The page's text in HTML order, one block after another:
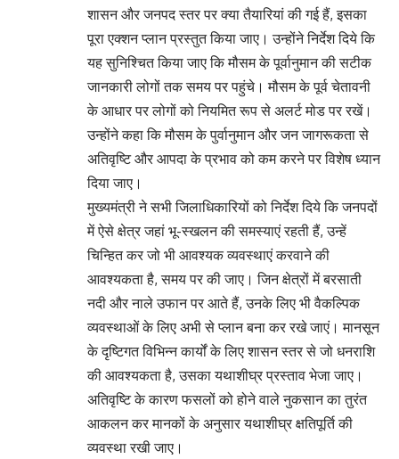
शासन और जनपद स्तर पर क्या तैयारियां की गई हैं, इसका
पूरा एक्शन प्लान प्रस्तुत किया जाए। उन्होंने निर्देश दिये कि
यह सुनिश्चित किया जाए कि मौसम के पूर्वानुमान की सटीक
जानकारी लोगों तक समय पर पहुंचे। मौसम के पूर्व चेतावनी
के आधार पर लोगों को नियमित रूप से अलर्ट मोड पर रखें।
उन्होंने कहा कि मौसम के पुर्वानुमान और जन जागरूकता से
अतिवृष्टि और आपदा के प्रभाव को कम करने पर विशेष ध्यान
दिया जाए।
मुख्यमंत्री ने सभी जिलाधिकारियों को निर्देश दिये कि जनपदों
में ऐसे क्षेत्र जहां भू-स्खलन की समस्याएं रहती हैं, उन्हें
चिन्हित कर जो भी आवश्यक व्यवस्थाएं करवाने की
आवश्यकता है, समय पर की जाए। जिन क्षेत्रों में बरसाती
नदी और नाले उफान पर आते हैं, उनके लिए भी वैकल्पिक
व्यवस्थाओं के लिए अभी से प्लान बना कर रखे जाएं। मानसून
के दृष्टिगत विभिन्न कार्यों के लिए शासन स्तर से जो धनराशि
की आवश्यकता है, उसका यथाशीघ्र प्रस्ताव भेजा जाए।
अतिवृष्टि के कारण फसलों को होने वाले नुकसान का तुरंत
आकलन कर मानकों के अनुसार यथाशीघ्र क्षतिपूर्ति की
व्यवस्था रखी जाए।